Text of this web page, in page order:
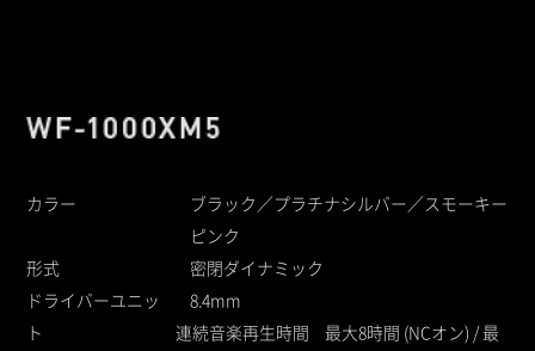
カラー
ブラック／プラチナシルバー／スモーキー
ピンク
形式
密閉ダイナミック
ドライバーユニッ
ト
8.4mm
連続音楽再生時間
最大8時間 (NCオン) / 最